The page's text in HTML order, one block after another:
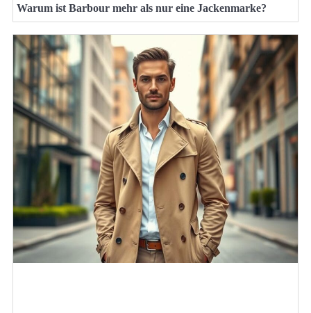
Warum ist Barbour mehr als nur eine Jackenmarke?